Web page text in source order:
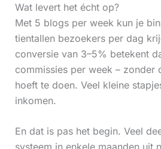
Wat levert het écht op?
Met 5 blogs per week kun je
tientallen bezoekers per dag
conversie van 3–5% betekent
commissies per week – zonder
hoeft te doen. Veel kleine
inkomen.
En dat is pas het begin. Veel